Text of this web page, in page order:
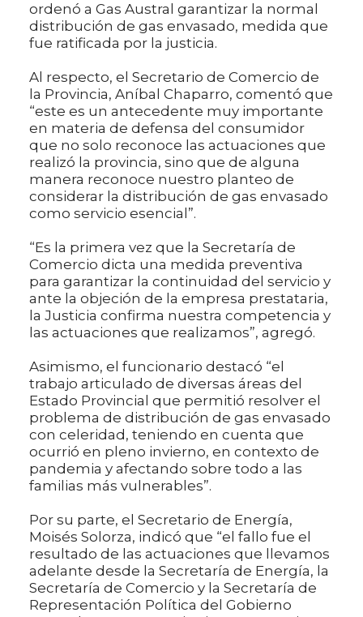
ordenó a Gas Austral garantizar la normal
distribución de gas envasado, medida que
fue ratificada por la justicia.
Al respecto, el Secretario de Comercio de
la Provincia, Aníbal Chaparro, comentó que
“este es un antecedente muy importante
en materia de defensa del consumidor
que no solo reconoce las actuaciones que
realizó la provincia, sino que de alguna
manera reconoce nuestro planteo de
considerar la distribución de gas envasado
como servicio esencial”.
“Es la primera vez que la Secretaría de
Comercio dicta una medida preventiva
para garantizar la continuidad del servicio y
ante la objeción de la empresa prestataria,
la Justicia confirma nuestra competencia y
las actuaciones que realizamos”, agregó.
Asimismo, el funcionario destacó “el
trabajo articulado de diversas áreas del
Estado Provincial que permitió resolver el
problema de distribución de gas envasado
con celeridad, teniendo en cuenta que
ocurrió en pleno invierno, en contexto de
pandemia y afectando sobre todo a las
familias más vulnerables”.
Por su parte, el Secretario de Energía,
Moisés Solorza, indicó que “el fallo fue el
resultado de las actuaciones que llevamos
adelante desde la Secretaría de Energía, la
Secretaría de Comercio y la Secretaría de
Representación Política del Gobierno